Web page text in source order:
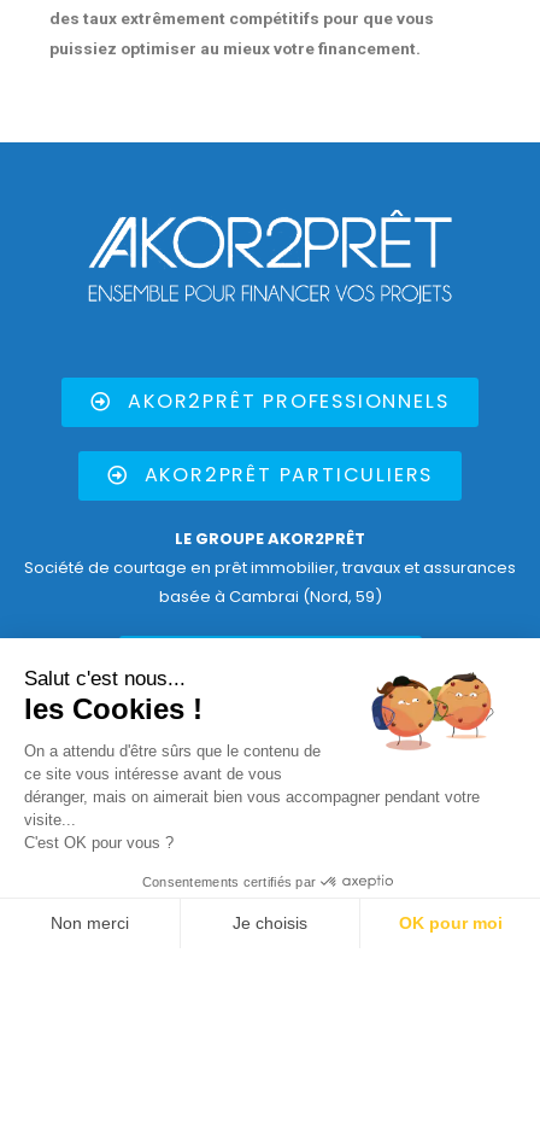
des taux extrêmement compétitifs pour que vous
puissiez optimiser au mieux votre financement.
AKOR2PRÊT PROFESSIONNELS
AKOR2PRÊT PARTICULIERS
LE GROUPE AKOR2PRÊT
Société de courtage en prêt immobilier, travaux et assurances
basée à Cambrai (Nord, 59)
APPELEZ AKOR2PRÊT
ASSURE&MOI –Partenaire spécialisé en assurances
AKOR2PRÊT SUR LES RÉSEAUX
Salut c'est nous...
les Cookies !
On a attendu d'être sûrs que le contenu de
ce site vous intéresse avant de vous
déranger, mais on aimerait bien vous accompagner pendant votre
visite...
C'est OK pour vous ?
Consentements certifiés par
Non merci Je choisis OK pour moi